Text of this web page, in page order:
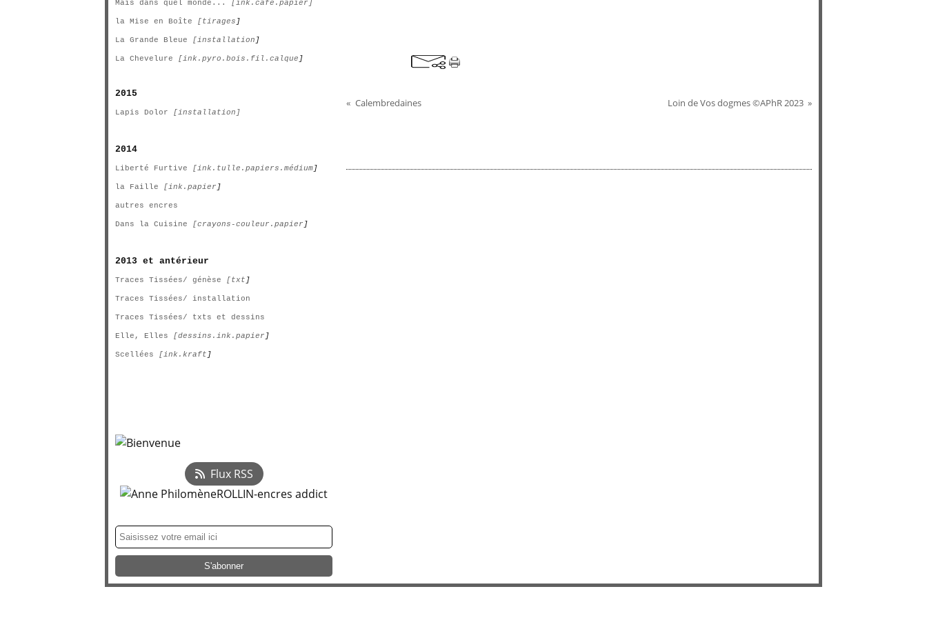
Mais dans quel monde... [ink.café.papier]
la Mise en Boîte [tirages ]
La Grande Bleue [installation ]
La Chevelure [ink.pyro.bois.fil.calque ]
2015
Lapis Dolor [installation]
2014
Liberté Furtive [ink.tulle.papiers.médium]
la Faille [ink.papier ]
autres encres
Dans la Cuisine [crayons-couleur.papier ]
2013 et antérieur
Traces Tissées/ génèse [txt ]
Traces Tissées/ installation
Traces Tissées/ txts et dessins
Elle, Elles [dessins.ink.papier ]
Scellées [ink.kraft ]
Flux RSS
Calembredaines Loin de Vos dogmes ©APhR 2023